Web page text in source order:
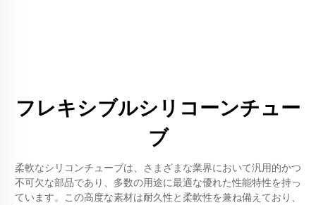
フレキシブルシリコーンチュー
ブ
柔軟なシリコンチューブは、さまざまな業界において汎用的かつ
不可欠な部品であり、多数の用途に最適な優れた性能特性を持っ
ています。この高度な素材は耐久性と柔軟性を兼ね備えており、